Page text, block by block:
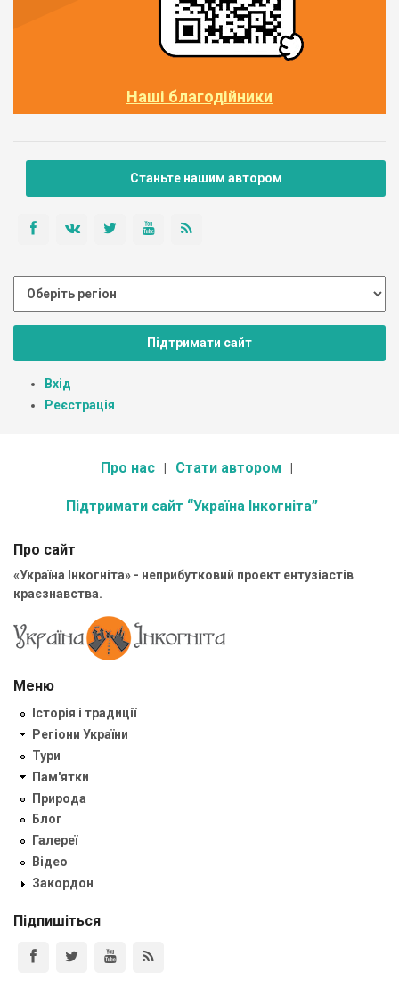
Наші благодійники
Станьте нашим автором
Підтримати сайт
Вхід
Реєстрація
Про нас Стати автором
Підтримати сайт “Україна Інкогніта”
Про сайт
«Україна Інкогніта» - неприбутковий проект ентузіастів
краєзнавства.
Меню
Історія і традиції
Регіони України
Тури
Пам'ятки
Природа
Блог
Галереї
Відео
Закордон
Підпишіться